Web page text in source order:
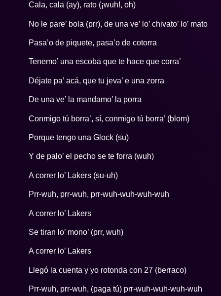
Cala, cala (ay), rato (¡wuh!, oh)
No le pare’ bola (prr), de una ve’ lo’ chivato’ lo’ mato
Pasa’o de piquete, pasa’o de cotorra
Tenemo’ una escoba que te hace que corra’
Déjate pa’ acá, que tu jeva’ e una zorra
De una ve’ la mandamo’ la porra
Conmigo tú borra’, sí, conmigo tú borra’ (blom)
Porque tengo una Glock (su)
Y de palo’ el pecho se te forra (wuh)
A correr lo’ Lakers (su-uh)
Prr-wuh, prr-wuh, prr-wuh-wuh-wuh-wuh
A correr lo’ Lakers
Se tiran lo’ mono’ (prr, wuh)
A correr lo’ Lakers
Llegó la cuenta y yo rotonda con 27 (berraco)
Prr-wuh, prr-wuh, (paga tú) prr-wuh-wuh-wuh-wuh